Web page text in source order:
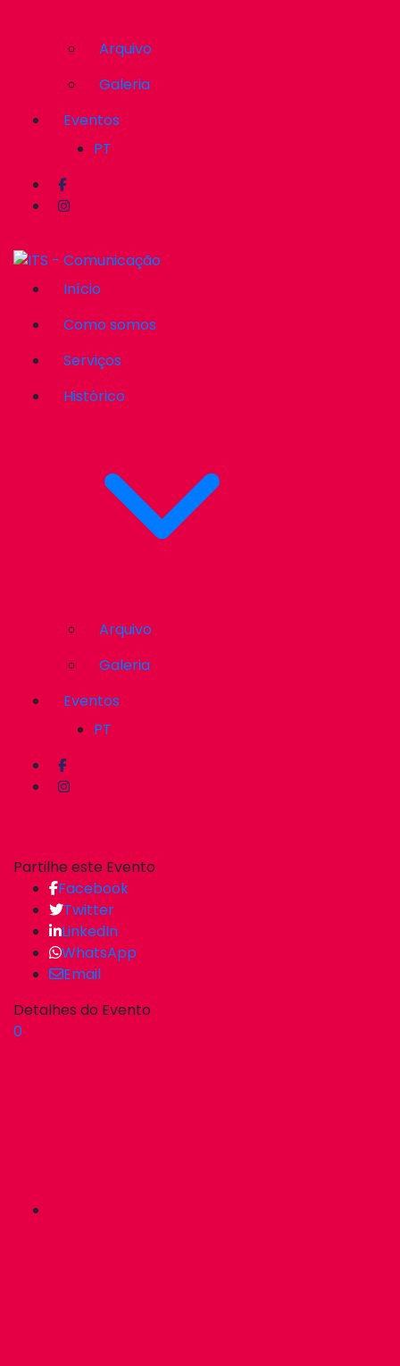
Arquivo
Galeria
Eventos
PT
Início
Como somos
Serviços
Histórico
Arquivo
Galeria
Eventos
PT
Partilhe este Evento
Facebook
Twitter
LinkedIn
WhatsApp
Email
Detalhes do Evento
0